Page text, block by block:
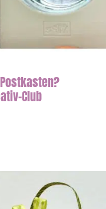
Club